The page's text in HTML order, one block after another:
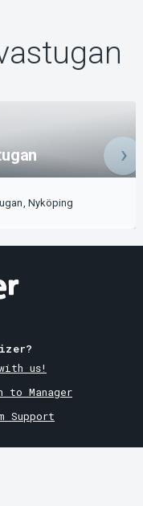
Nyköping
us!
to Manager
Support